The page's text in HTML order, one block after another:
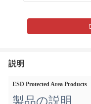
説明
ESD Protected Area Products
製品の説明